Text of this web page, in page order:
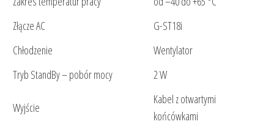
Złącze AC
G-ST18i
Chłodzenie
Wentylator
Tryb StandBy – pobór mocy
2 W
Wyjście
Kabel z otwartymi
końcówkami